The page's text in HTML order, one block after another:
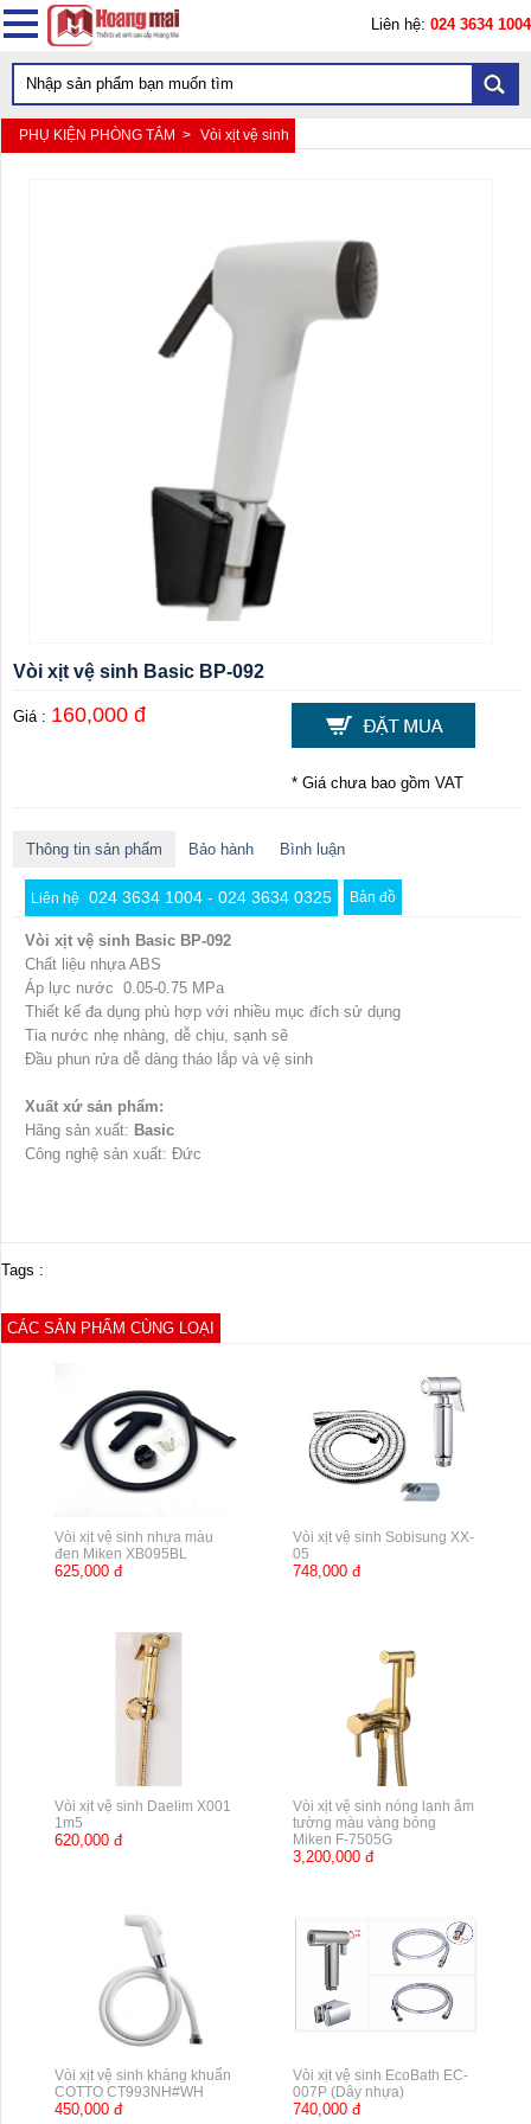
Liên hệ: 024 3634 1004
PHỤ KIỆN PHÒNG TẮM > Vòi xịt vệ sinh
Vòi xịt vệ sinh Basic BP-092
Giá : 160,000 đ
* Giá chưa bao gồm VAT
Thông tin sản phẩm Bảo hành Bình luận
Liên hệ 024 3634 1004 - 024 3634 0325 Bản đồ
Vòi xịt vệ sinh Basic BP-092
Chất liệu nhựa ABS
Áp lực nước 0.05-0.75 MPa
Thiết kế đa dụng phù hợp với nhiều mục đích sử dụng
Tia nước nhẹ nhàng, dễ chịu, sạnh sẽ
Đầu phun rửa dễ dàng tháo lắp và vệ sinh
Xuất xứ sản phẩm:
Hãng sản xuất: Basic
Công nghệ sản xuất: Đức
Tags :
CÁC SẢN PHẨM CÙNG LOẠI
Vòi xịt vệ sinh nhựa màu
đen Miken XB095BL
625,000 đ
Vòi xịt vệ sinh Sobisung XX-
05
748,000 đ
Vòi xịt vệ sinh Daelim X001
1m5
620,000 đ
Vòi xịt vệ sinh nóng lạnh âm
tường màu vàng bóng
Miken F-7505G
3,200,000 đ
Vòi xịt vệ sinh kháng khuẩn
COTTO CT993NH#WH
450,000 đ
Vòi xịt vệ sinh EcoBath EC-
007P (Dây nhựa)
740,000 đ